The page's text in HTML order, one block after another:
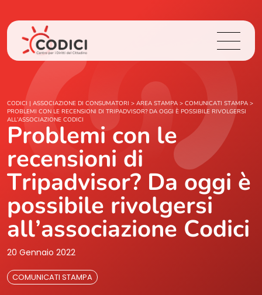
Chi Siamo
Cosa Facciamo
Area Stampa
Contatti
Login
CODICI | ASSOCIAZIONE DI CONSUMATORI > AREA STAMPA > COMUNICATI STAMPA >
PROBLEMI CON LE RECENSIONI DI TRIPADVISOR? DA OGGI È POSSIBILE RIVOLGERSI
ALL’ASSOCIAZIONE CODICI
Problemi con le
recensioni di
Tripadvisor? Da oggi è
possibile rivolgersi
all’associazione Codici
20 Gennaio 2022
COMUNICATI STAMPA